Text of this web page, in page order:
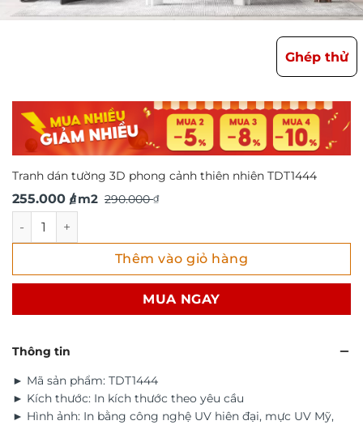
Ghép thử
Tranh dán tường 3D phong cảnh thiên nhiên TDT1444
290.000₫
Giá
là:
290.000 ₫.
255.000 ₫
Giá
tại
là:
/ m2
Tranh dán tường 3D phong cảnh thiên nhiên TDT1444 số
Thêm vào giỏ hàng
MUA NGAY
Thông tin
► Mã sản phẩm: TDT1444
► Kích thước: In kích thước theo yêu cầu
► Hình ảnh: In bằng công nghệ UV hiên đại, mực UV Mỹ,